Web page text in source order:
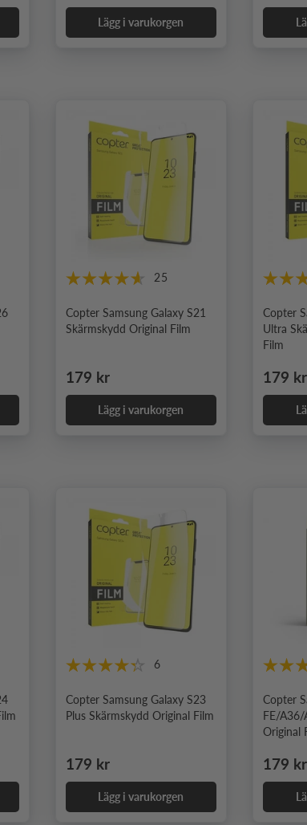
Lägg i varukorgen
25
Copter Samsung Galaxy S21
Skärmskydd Original Film
Ordinarie pris
179 kr
Lägg i varukorgen
Copter
Ultra
Film
179 kr
6
Copter Samsung Galaxy S23
Plus Skärmskydd Original Film
Ordinarie pris
179 kr
Lägg i varukorgen
Copter
FE/A36/
Original
179 kr